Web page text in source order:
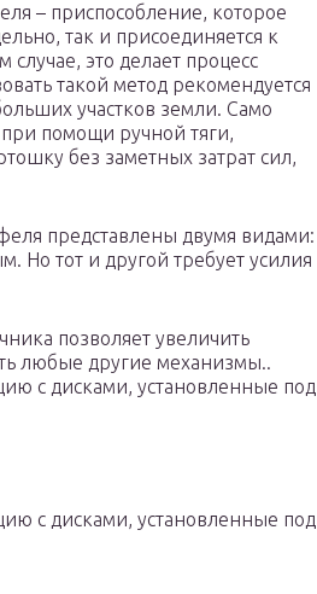
– приспособление, которое
так и присоединяется к
случае, это делает процесс
такой метод рекомендуется
участков земли. Само
при помощи ручной тяги,
без заметных затрат сил,
представлены двумя видами:
Но тот и другой требует усилия
позволяет увеличить
любые другие механизмы..
с дисками, установленные под
с дисками, установленные под